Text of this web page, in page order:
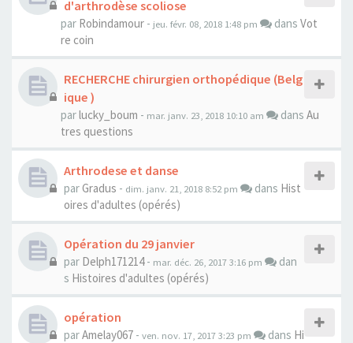
d'arthrodèse scoliose
par Robindamour - jeu. févr. 08, 2018 1:48 pm dans Vot
re coin
RECHERCHE chirurgien orthopédique (Belg
ique )
parlucky_boum - mar. janv. 23, 2018 10:10 am dans Au
tres questions
Arthrodese et danse
parGradus - dim. janv. 21, 2018 8:52 pm dans Hist
oires d'adultes (opérés)
Opération du 29 janvier
par Delph171214- mar. déc. 26, 2017 3:16 pm
dan
s Histoires d'adultes (opérés)
opération
parAmelay067 - ven. nov. 17, 2017 3:23 pm dans Hi